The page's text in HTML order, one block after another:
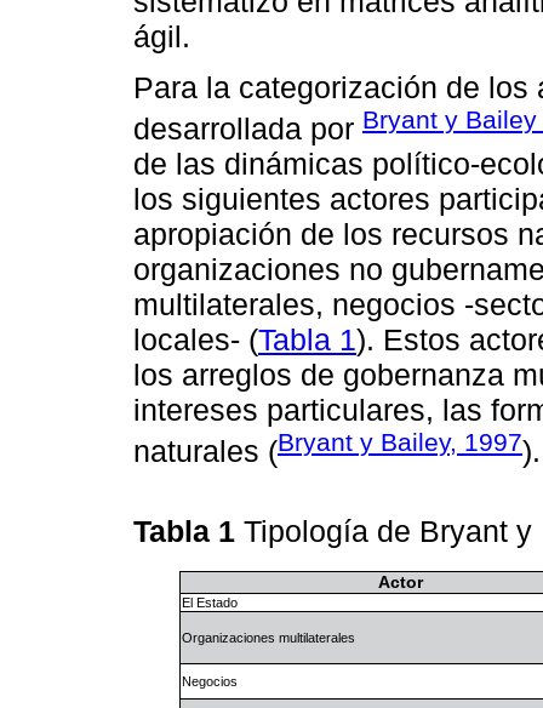
ágil.
Para la categorización de
desarrollada por Bryant y
de las dinámicas político-
los siguientes actores
apropiación de los recursos
organizaciones no
multilaterales, negocios -
locales- (Tabla 1). Estos
los arreglos de gobernanza
intereses particulares, las
naturales (Bryant y Bailey, 1997).
Tabla 1 Tipología de Bryant
Actor
El Estado
Organizaciones multilaterales
Negocios